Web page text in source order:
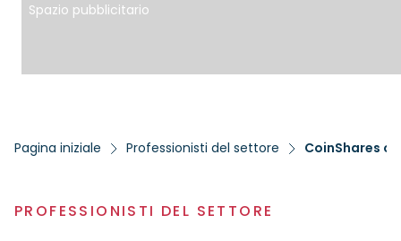
Spazio pubblicitario
Pagina iniziale Professionisti del settore
PROFESSIONISTI DEL SETTORE